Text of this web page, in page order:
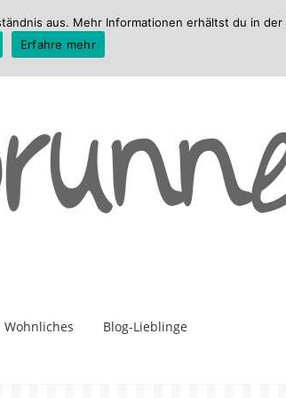
Wohnliches Blog-Lieblinge
aus. Mehr Informationen erhältst du in der
Erfahre mehr